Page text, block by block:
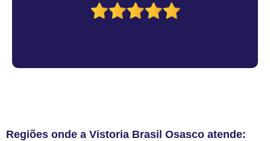
Regiões onde a Vistoria Brasil Osasco atende: